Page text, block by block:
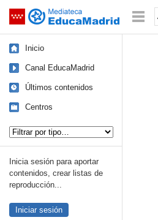
Saltar navegación
Inicio
Canal EducaMadrid
Últimos contenidos
Centros
Inicia sesión para aportar
contenidos, crear listas de
reproducción...
Iniciar sesión